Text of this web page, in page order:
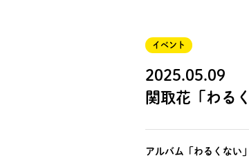
イベント
2025.05.09
関取花「わる
アルバム「わるくない